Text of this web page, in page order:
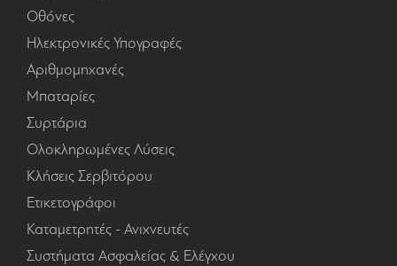
Οθόνες
Ηλεκτρονικές Υπογραφές
Αριθμομηχανές
Μπαταρίες
Συρτάρια
Ολοκληρωμένες Λύσεις
Κλήσεις Σερβιτόρου
Ετικετογράφοι
Καταμετρητές - Ανιχνευτές
Συστήματα Ασφαλείας & Ελέγχου